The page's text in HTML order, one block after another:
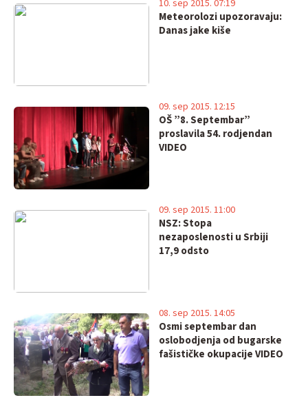
Meteorolozi upozoravaju:
Danas jake kiše
10. sep 2015. 07:19
OŠ ”8. Septembar”
proslavila 54. rodjendan
VIDEO
09. sep 2015. 12:15
NSZ: Stopa
nezaposlenosti u Srbiji
17,9 odsto
09. sep 2015. 11:00
Osmi septembar dan
oslobodjenja od bugarske
fašističke okupacije VIDEO
08. sep 2015. 14:05